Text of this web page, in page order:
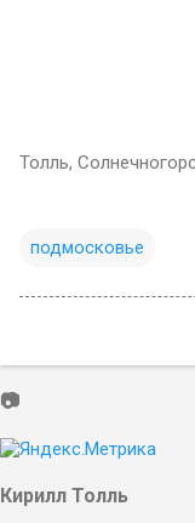
Толль,
подмосковье
📷
Кирилл Толль